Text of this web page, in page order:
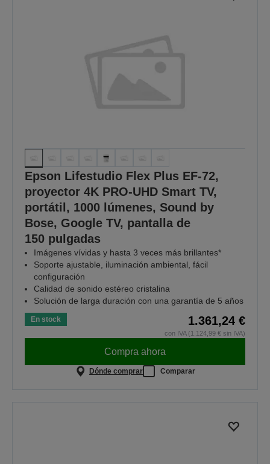
Epson Lifestudio Flex Plus EF-72,
proyector 4K PRO-UHD Smart TV,
portátil, 1000 lúmenes, Sound by
Bose, Google TV, pantalla de
150 pulgadas
Imágenes vívidas y hasta 3 veces más brillantes*
Soporte ajustable, iluminación ambiental, fácil
configuración
Calidad de sonido estéreo cristalina
Solución de larga duración con una garantía de 5 años
En stock 1.361,24 €
con IVA (1.124,99 € sin IVA)
Compra ahora
Dónde comprar Comparar